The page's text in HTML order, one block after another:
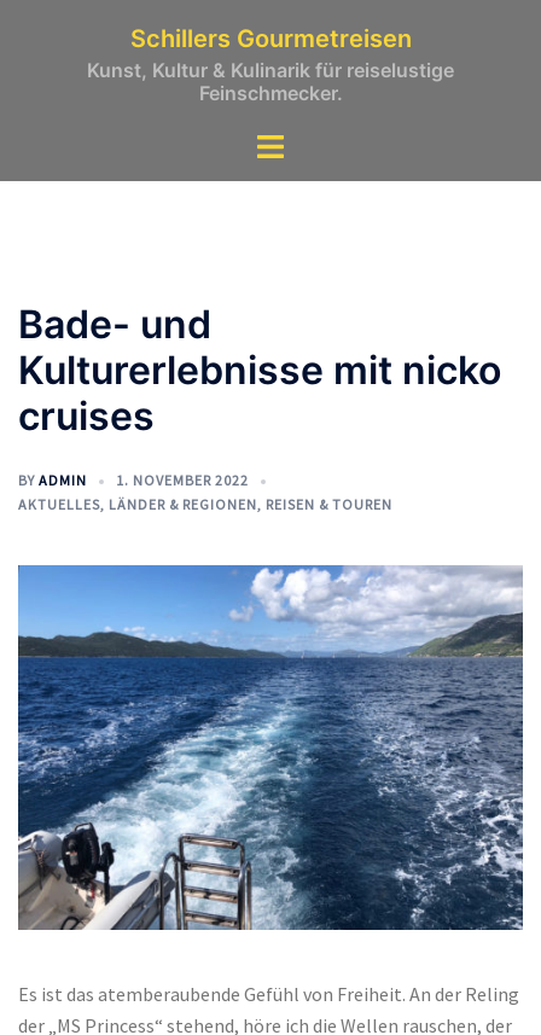
Schillers Gourmetreisen
Kunst, Kultur & Kulinarik für reiselustige
Feinschmecker.
Bade- und
Kulturerlebnisse mit nicko
cruises
BY ADMIN
1. NOVEMBER 2022
AKTUELLES, LÄNDER & REGIONEN, REISEN & TOUREN
Es ist das atemberaubende Gefühl von Freiheit. An der Reling
der „MS Princess“ stehend, höre ich die Wellen rauschen, der